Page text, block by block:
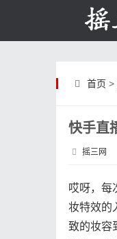
首页 >
快手直
摇三网
哎呀，每
妆特效的
致的妆容